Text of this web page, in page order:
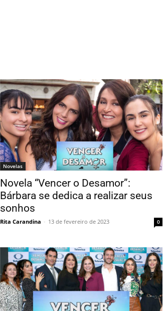
Novelas
Novela “Vencer o Desamor”:
Bárbara se dedica a realizar seus
sonhos
Rita Carandina - 13 de fevereiro de 2023 0